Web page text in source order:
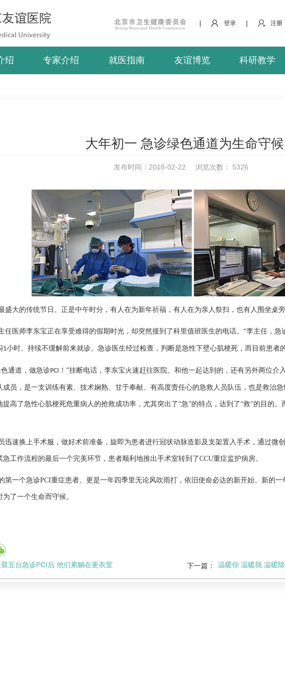
| 登录 | 注册
绍 专家介绍 就医指南 友谊博览 科研教学
大年初一 急诊绿色通道为生命守候
发布时间：2018-02-22 浏览次数： 5326
盛大的传统节日。正是中午时分，有人在为新年祈福，有人在为亲人祭扫，也有人围坐桌
任医师李东宝正在享受难得的假期时光，却突然接到了科里值班医生的电话。 “李主任，急
1小时、持续不缓解前来就诊。急诊医生经过检查，判断是急性下壁心肌梗死，而目前患者
通道，做急诊PCI ！”挂断电话， 李东宝火速赶往医院。和他一起达到的，还有另外两位介
成员，是一支训练有素、技术娴熟、甘于奉献、有高度责任心的急救人员队伍，也是救治
提高了急性心肌梗死危重病人的抢救成功率，尤其突出了“急”的特点，达到了“救”的目的
迅速换上手术服，做好术前准备，旋即为患者进行冠状动脉造影及支架置入手术，通过微
急工作流程的最后一个完美环节，患者顺利地推出手术室转到了CCU重症监护病房。
第一个急诊PCI重症患者。更是一年四季里无论风吹雨打，依旧使命必达的新开始。新的
了一个生命而守候。
五台急诊PCI后 他们累躺在更衣室 下一篇： 温暖你 温暖我 温暖